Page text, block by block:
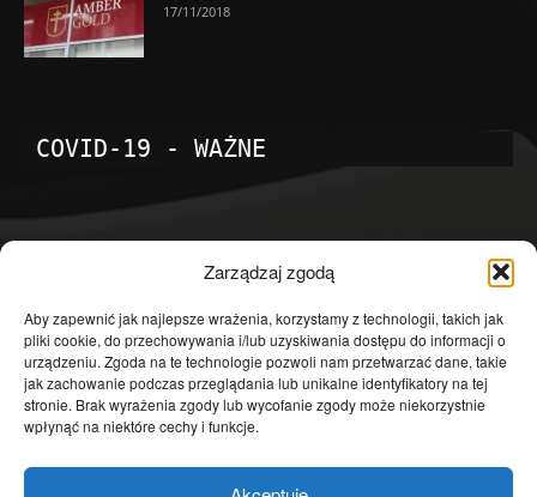
Zarządzaj zgodą
Aby zapewnić jak najlepsze wrażenia, korzystamy z technologii, takich jak
pliki cookie, do przechowywania i/lub uzyskiwania dostępu do informacji o
urządzeniu. Zgoda na te technologie pozwoli nam przetwarzać dane, takie
jak zachowanie podczas przeglądania lub unikalne identyfikatory na tej
stronie. Brak wyrażenia zgody lub wycofanie zgody może niekorzystnie
wpłynąć na niektóre cechy i funkcje.
17/11/2018
COVID-19 - WAŻNE
Temat dnia
4601
Publicystyka
4363
Polityka
3639
Polska
Społeczeństwo
2823